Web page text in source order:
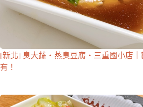
[新北] 臭大蔬・蒸臭豆腐・三重國小店
有！